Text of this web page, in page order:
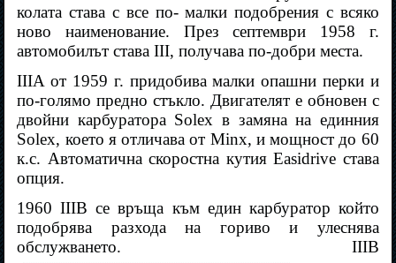
колата става с все по- малки подобрения с всяко
ново наименование. През септември 1958 г.
автомобилът става III, получава по-добри места.
IIIA от 1959 г. придобива малки опашни перки и
по-голямо предно стъкло. Двигателят е обновен с
двойни карбуратора Solex в замяна на единния
Solex, което я отличава от Minx, и мощност до 60
к.с. Автоматична скоростна кутия Easidrive става
опция.
1960 IIIB се връща към един карбуратор който
подобрява разхода на гориво и улеснява
обслужването.
IIIB